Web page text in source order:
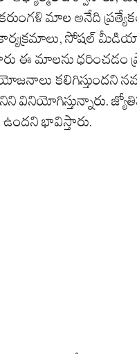
మాల అనేది
సోషల్ మీడియా
ఈ మాలను ధరించడం
కలిగిస్తుందని
ఉందని భావిస్తారు.